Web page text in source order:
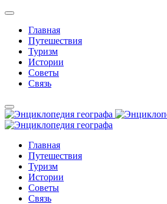
Главная
Путешествия
Туризм
Истории
Советы
Связь
Главная
Путешествия
Туризм
Истории
Советы
Связь